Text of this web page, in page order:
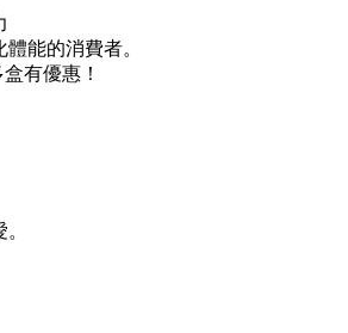
能的消費者。
有優惠！